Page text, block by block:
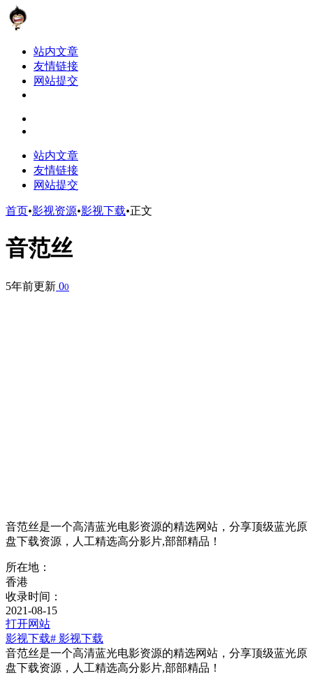
站内文章
友情链接
网站提交
站内文章
友情链接
网站提交
首页•影视资源•影视下载•正文
音范丝
5年前更新 00
音范丝是一个高清蓝光电影资源的精选网站，分享顶级蓝光原
盘下载资源，人工精选高分影片,部部精品！
所在地：
香港
收录时间：
2021-08-15
打开网站
影视下载# 影视下载
音范丝是一个高清蓝光电影资源的精选网站，分享顶级蓝光原
盘下载资源，人工精选高分影片,部部精品！